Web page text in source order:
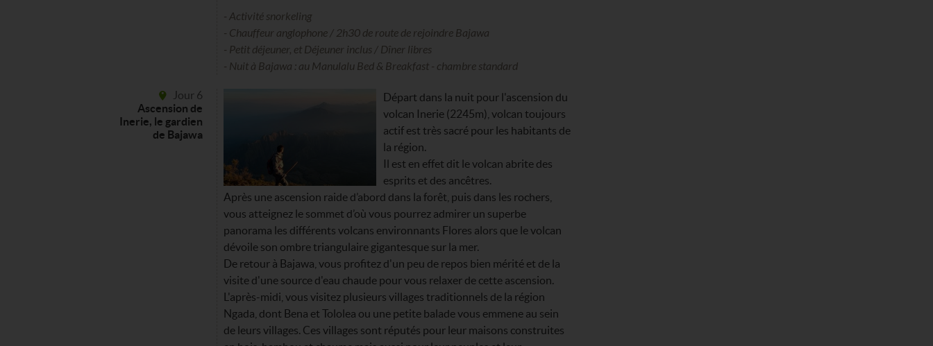
- Activité snorkeling
- Chauffeur anglophone / 2h30 de route de rejoindre Bajawa
- Petit déjeuner, et Déjeuner inclus / Dîner libres
- Nuit à Bajawa : au Manulalu Bed & Breakfast - chambre standard
Jour 6
Ascension de
Inerie, le gardien
de Bajawa
Départ dans la nuit pour l'ascension du
volcan Inerie (2245m), volcan toujours
actif est très sacré pour les habitants de
la région.
Il est en effet dit le volcan abrite des
esprits et des ancêtres.
Après une ascension raide d’abord dans la forêt, puis dans les rochers,
vous atteignez le sommet d’où vous pourrez admirer un superbe
panorama les différents volcans environnants Flores alors que le volcan
dévoile son ombre triangulaire gigantesque sur la mer.
De retour à Bajawa, vous profitez d'un peu de repos bien mérité et de la
visite d'une source d'eau chaude pour vous relaxer de cette ascension.
L'après-midi, vous visitez plusieurs villages traditionnels de la région
Ngada, dont Bena et Tololea ou une petite balade vous emmene au sein
de leurs villages. Ces villages sont réputés pour leur maisons construites